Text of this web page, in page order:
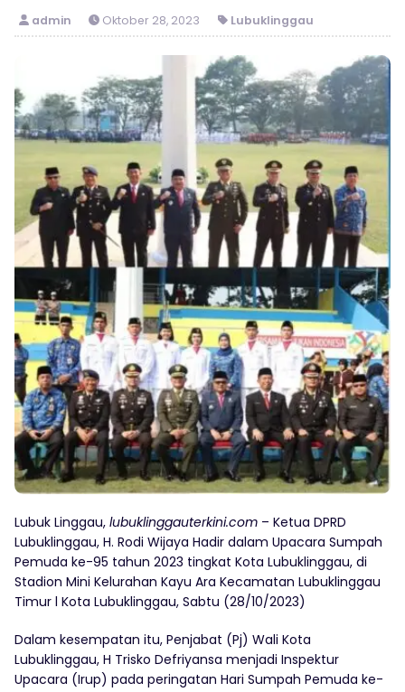
admin Oktober 28, 2023 Lubuklinggau
Lubuk Linggau, lubuklinggauterkini.com – Ketua DPRD
Lubuklinggau, H. Rodi Wijaya Hadir dalam Upacara Sumpah
Pemuda ke-95 tahun 2023 tingkat Kota Lubuklinggau, di
Stadion Mini Kelurahan Kayu Ara Kecamatan Lubuklinggau
Timur l Kota Lubuklinggau, Sabtu (28/10/2023)
Dalam kesempatan itu, Penjabat (Pj) Wali Kota
Lubuklinggau, H Trisko Defriyansa menjadi Inspektur
Upacara (Irup) pada peringatan Hari Sumpah Pemuda ke-